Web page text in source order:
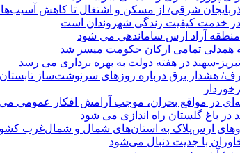
شرقی/ از مسکن و اشتغال تا کاهش
در خدمت کیفیت زندگی شهروندان است
منطقه آزاد ارس ساماندهی می شود
همدلی تمامی ارکان حکومت میسر شد
تبریز-سهند در هفته دولت به بهره ‌برداری می‌ رسد
هشدار برق درباره روزهای سرنوشت‌ساز تابستان
در مواقع بحران، موجب آرامش افکار عمومی
در باغ گلستان راه اندازی می شود
ارس‌پلاک به استان‌های شمال و شمال‌غرب